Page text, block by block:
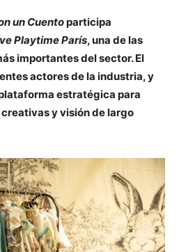
un Cuentoparticipa
Playtime París, una de las
importantes del sector. El
actores de la industria, y
estratégica para
y visión de largo